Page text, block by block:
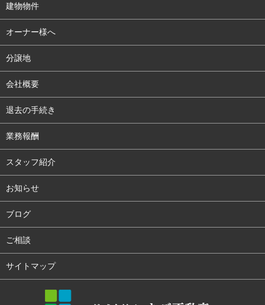
建物物件
オーナー様へ
分譲地
会社概要
退去の手続き
業務報酬
スタッフ紹介
お知らせ
ブログ
ご相談
サイトマップ